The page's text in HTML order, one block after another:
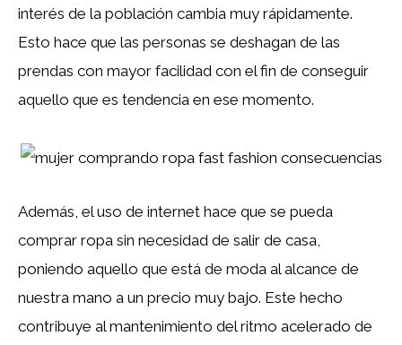
interés de la población cambia muy rápidamente.
Esto hace que las personas se deshagan de las
prendas con mayor facilidad con el fin de conseguir
aquello que es tendencia en ese momento.
Además, el uso de internet hace que se pueda
comprar ropa sin necesidad de salir de casa,
poniendo aquello que está de moda al alcance de
nuestra mano a un precio muy bajo. Este hecho
contribuye al mantenimiento del ritmo acelerado de